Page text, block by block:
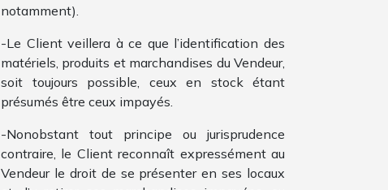
notamment).
-Le Client veillera à ce que l’identification des
matériels, produits et marchandises du Vendeur,
soit toujours possible, ceux en stock étant
présumés être ceux impayés.
-Nonobstant tout principe ou jurisprudence
contraire, le Client reconnaît expressément au
Vendeur le droit de se présenter en ses locaux